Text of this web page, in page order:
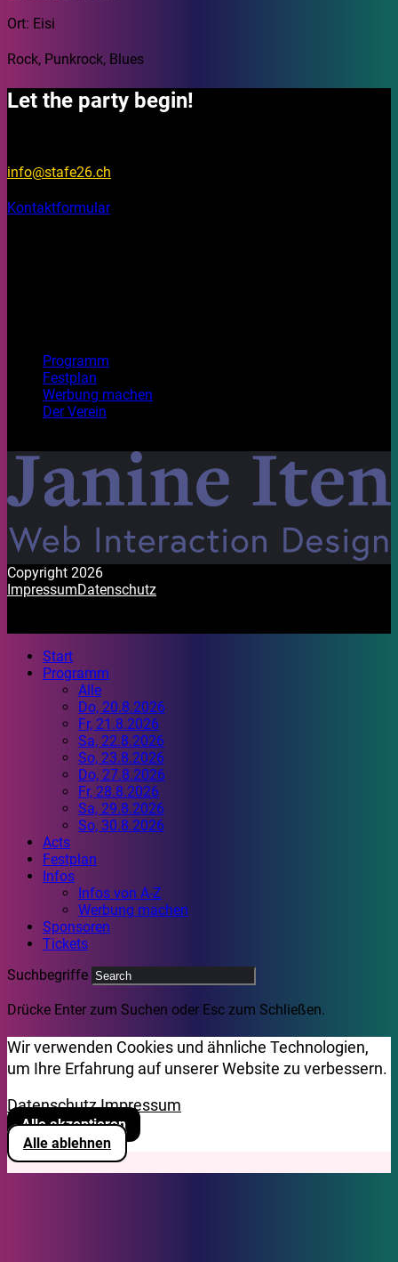
Ort: Eisi
Rock, Punkrock, Blues
Let the party begin!
info@stafe26.ch
Kontaktformular
Programm
Festplan
Werbung machen
Der Verein
Copyright 2026
ImpressumDatenschutz
Start
Programm
Alle
Do, 20.8.2026
Fr, 21.8.2026
Sa, 22.8.2026
So, 23.8.2026
Do, 27.8.2026
Fr, 28.8.2026
Sa, 29.8.2026
So, 30.8.2026
Acts
Festplan
Infos
Infos von A-Z
Werbung machen
Sponsoren
Tickets
Suchbegriffe
Drücke Enter zum Suchen oder Esc zum Schließen.
Wir verwenden Cookies und ähnliche Technologien,
um Ihre Erfahrung auf unserer Website zu verbessern.
DatenschutzImpressum
Alle akzeptieren
Alle ablehnen